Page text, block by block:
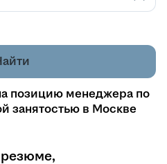
позицию менеджера по
занятостью в Москве
резюме,